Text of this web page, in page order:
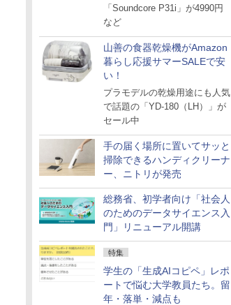
「Soundcore P31i」が4990円
など
山善の食器乾燥機がAmazon
暮らし応援サマーSALEで安
い！
プラモデルの乾燥用途にも人気
で話題の「YD-180（LH）」が
セール中
手の届く場所に置いてサッと
掃除できるハンディクリーナ
ー、ニトリが発売
総務省、初学者向け「社会人
のためのデータサイエンス入
門」リニューアル開講
特集
学生の「生成AIコピペ」レポ
ートで悩む大学教員たち。留
年・落単・減点も